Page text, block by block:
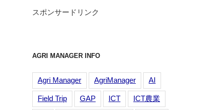
スポンサードリンク
AGRI MANAGER INFO
Agri Manager AgriManager AI
Field Trip GAP ICT ICT農業